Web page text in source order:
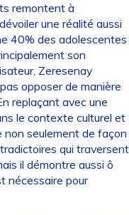
remontent à
une réalité aussi
40% des adolescentes
son
Zeresenay
opposer de manière
replaçant avec une
le contexte culturel et
non seulement de façon
qui traversent
il démontre aussi ô
nécessaire pour